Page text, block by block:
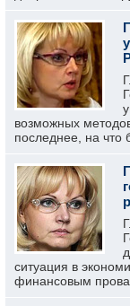
возможных
последнее, на что
ситуация в
финансовым